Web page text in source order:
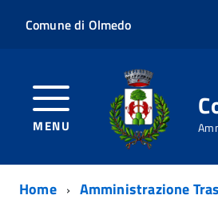
Comune di Olmedo
MENU
Home Amministrazione